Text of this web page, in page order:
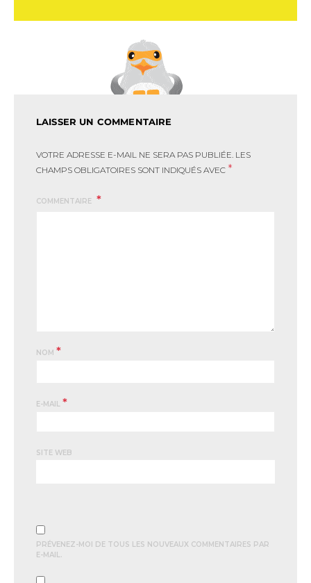
LAISSER UN COMMENTAIRE
VOTRE ADRESSE E-MAIL NE SERA PAS PUBLIÉE. LES
CHAMPS OBLIGATOIRES SONT INDIQUÉS AVEC *
COMMENTAIRE
NOM *
E-MAIL *
SITE WEB
PRÉVENEZ-MOI DE TOUS LES NOUVEAUX COMMENTAIRES PAR
E-MAIL.